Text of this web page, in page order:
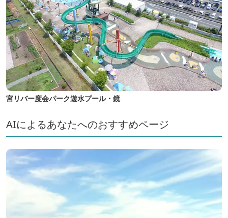
宮リバー度会パーク遊水プール・鏡
AIによるあなたへのおすすめページ